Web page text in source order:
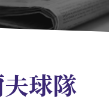
球隊